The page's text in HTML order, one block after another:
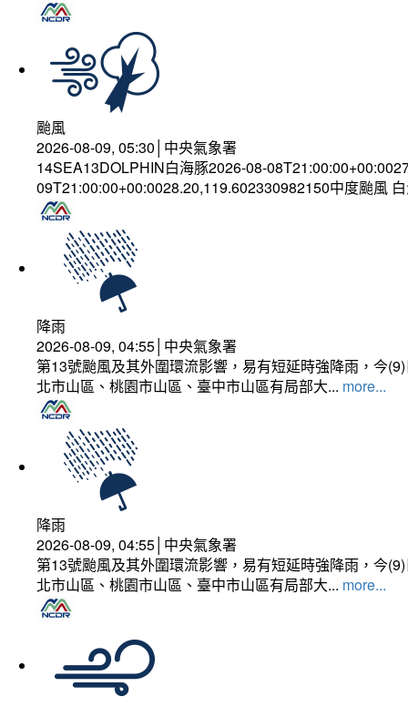
颱風
2026-08-09, 05:30│中央氣象署
14SEA13DOLPHIN白海豚2026-08-
09T21:00:00+00:0028.20,119.602330982150中度颱風
降雨
2026-08-09, 04:55│中央氣象署
第13號颱風及其外圍環流影響，易有短延時強降雨，今
北市山區、桃園市山區、臺中市山區有局部大... more...
降雨
2026-08-09, 04:55│中央氣象署
第13號颱風及其外圍環流影響，易有短延時強降雨，今
北市山區、桃園市山區、臺中市山區有局部大... more...